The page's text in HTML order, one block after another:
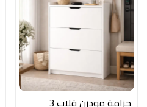
جزامة مودرن قلاب 3